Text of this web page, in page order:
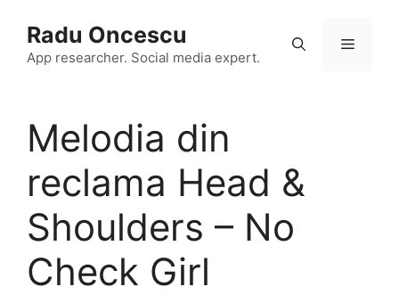
content
Radu Oncescu
App researcher. Social media expert.
Menu
Melodia din
reclama Head &
Shoulders – No
Check Girl